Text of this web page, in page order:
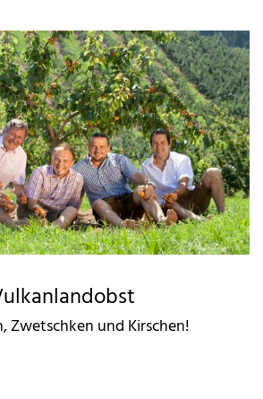
Zwetschken und Kirschen!